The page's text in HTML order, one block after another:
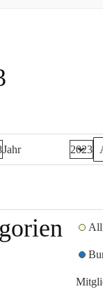
Jahr